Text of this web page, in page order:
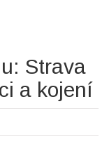
Strava
a kojení